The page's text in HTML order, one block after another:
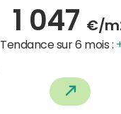
1 047 €/
Tendance sur 6 mois :